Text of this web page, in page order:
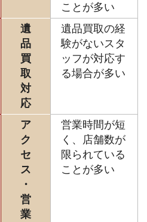
ことが多い
遺
品
買
取
対
応
遺品買取の経
験がないスタ
ッフが対応す
る場合が多い
ア
ク
セ
ス
・
営
業
営業時間が短
く、店舗数が
限られている
ことが多い